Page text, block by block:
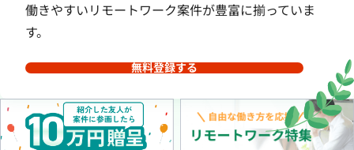
働きやすいリモートワーク案件が豊富に揃っていま
す。
無料登録する